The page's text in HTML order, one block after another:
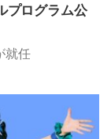
プログラム公
就任